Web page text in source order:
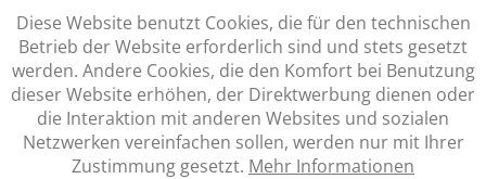
Diese Website benutzt Cookies, die für den technischen
Betrieb der Website erforderlich sind und stets gesetzt
werden. Andere Cookies, die den Komfort bei Benutzung
dieser Website erhöhen, der Direktwerbung dienen oder
die Interaktion mit anderen Websites und sozialen
Netzwerken vereinfachen sollen, werden nur mit Ihrer
Zustimmung gesetzt. Mehr Informationen